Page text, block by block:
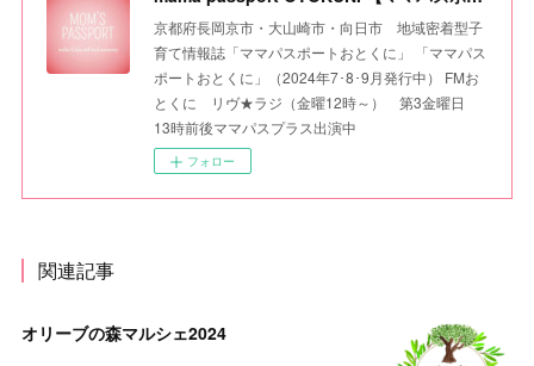
京都府長岡京市・大山崎市・向日市 地域密着型子
育て情報誌「ママパスポートおとくに」 「ママパス
ポートおとくに」（2024年7･8･9月発行中） FMお
とくに リヴ★ラジ（金曜12時～） 第3金曜日
13時前後ママパスプラス出演中
フォロー
関連記事
オリーブの森マルシェ2024